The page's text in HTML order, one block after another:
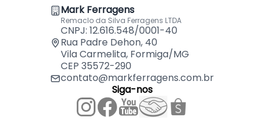
Trilho de 160 Cm Perfil
100,82
Kit Sistema Para Porta de Correr Com Chapa
Superior Ro75 02u Rometal
56,36
Kit Sistema Para Porta de Correr Com Chapa
Lateral Ro75 03u Rometal
Mark Ferragens
Remaclo da Silva Ferragens LTDA
CNPJ: 12.616.548/0001-40
Rua Padre Dehon, 40
Vila Carmelita, Formiga/MG
CEP 35572-290
contato@markferragens.com.br
Siga-nos